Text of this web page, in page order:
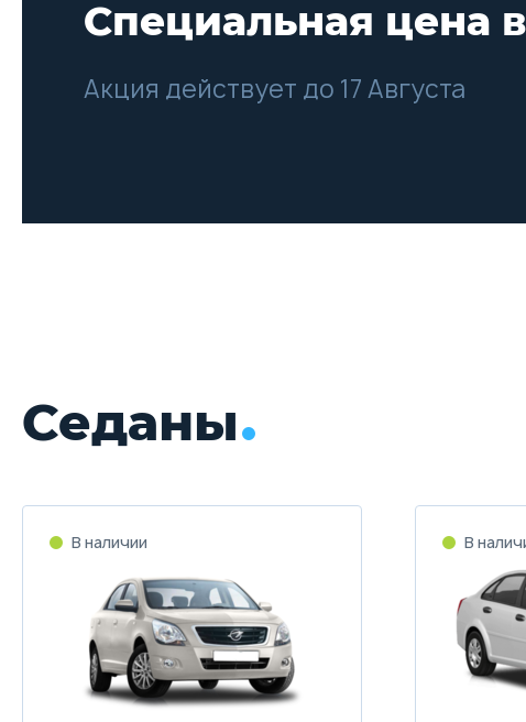
Специальная цена
Акция действует до 17 Августа
Седаны
В наличии В